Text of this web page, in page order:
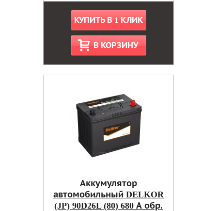
КУПИТЬ В 1 КЛИК
В КОРЗИНУ
Аккумулятор
автомобильный DELKOR
(JP) 90D26L (80) 680 А обр.